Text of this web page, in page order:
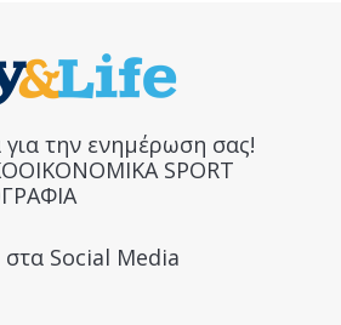
την ενημέρωση σας!
SPORT
Social Media